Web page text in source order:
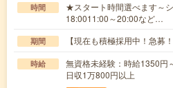
時間
★スタート時間選べます～
18:0011:00～20:00など…
期間 【現在も積極採用中！急募
時給
無資格未経験：時給1350
日収1万800円以上